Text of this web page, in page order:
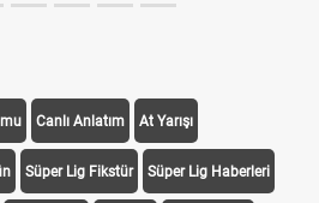
Canlı Anlatım At Yarışı
Süper Lig Fikstür Süper Lig Haberleri